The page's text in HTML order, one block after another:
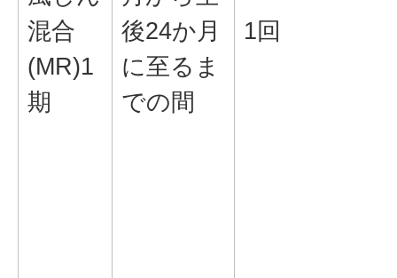
混合
(MR)1
期
後24か月
に至るま
での間
1回